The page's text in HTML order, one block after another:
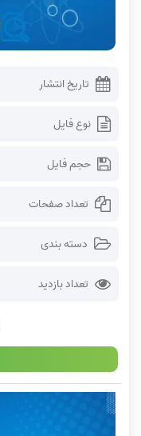
تاریخ انتشار
نوع فایل
حجم فایل
تعداد صفحات
دسته بندی
تعداد بازدید